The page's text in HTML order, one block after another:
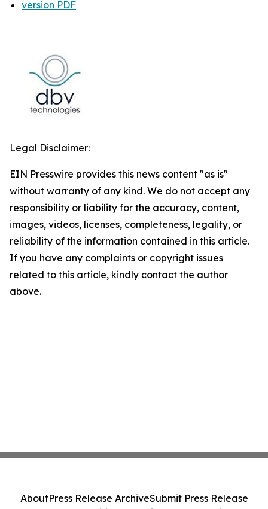
version PDF
Legal Disclaimer:
EIN Presswire provides this news content "as is"
without warranty of any kind. We do not accept any
responsibility or liability for the accuracy, content,
images, videos, licenses, completeness, legality, or
reliability of the information contained in this article.
If you have any complaints or copyright issues
related to this article, kindly contact the author
above.
AboutPress Release ArchiveSubmit Press Release